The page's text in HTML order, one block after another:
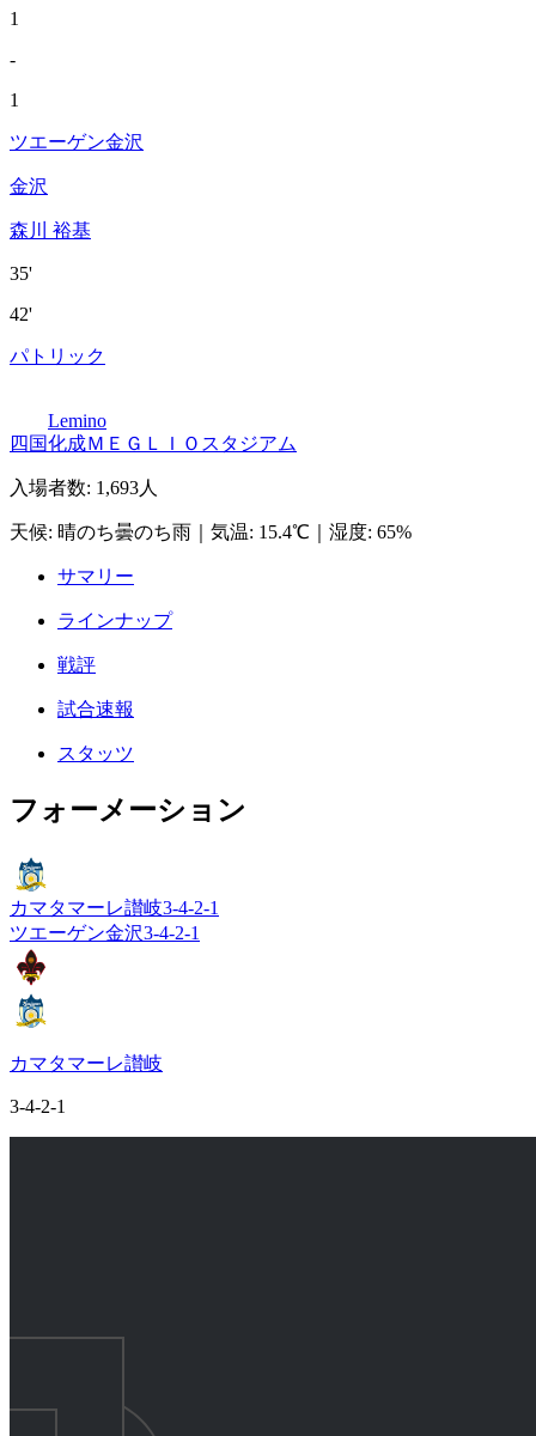
1
-
1
ツエーゲン金沢
金沢
森川 裕基
35'
42'
パトリック
Lemino
四国化成ＭＥＧＬＩＯスタジアム
入場者数: 1,693人
天候: 晴のち曇のち雨 気温: 15.4℃ 湿度: 65%
サマリー
ラインナップ
戦評
試合速報
スタッツ
フォーメーション
カマタマーレ讃岐3-4-2-1
ツエーゲン金沢3-4-2-1
カマタマーレ讃岐
3-4-2-1